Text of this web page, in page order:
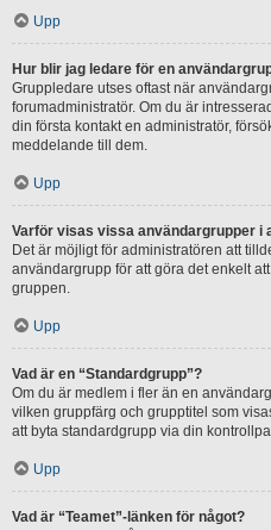
Upp
Hur blir jag ledare för en
Gruppledare utses oftast när
forumadministratör. Om du är
din första kontakt en administratör,
meddelande till dem.
Upp
Varför visas vissa användargrupper i
Det är möjligt för administratören att
användargrupp för att göra det enkelt
gruppen.
Upp
Vad är en “Standardgrupp”?
Om du är medlem i fler än en
vilken gruppfärg och grupptitel som
att byta standardgrupp via din
Upp
Vad är “Teamet”-länken för något?